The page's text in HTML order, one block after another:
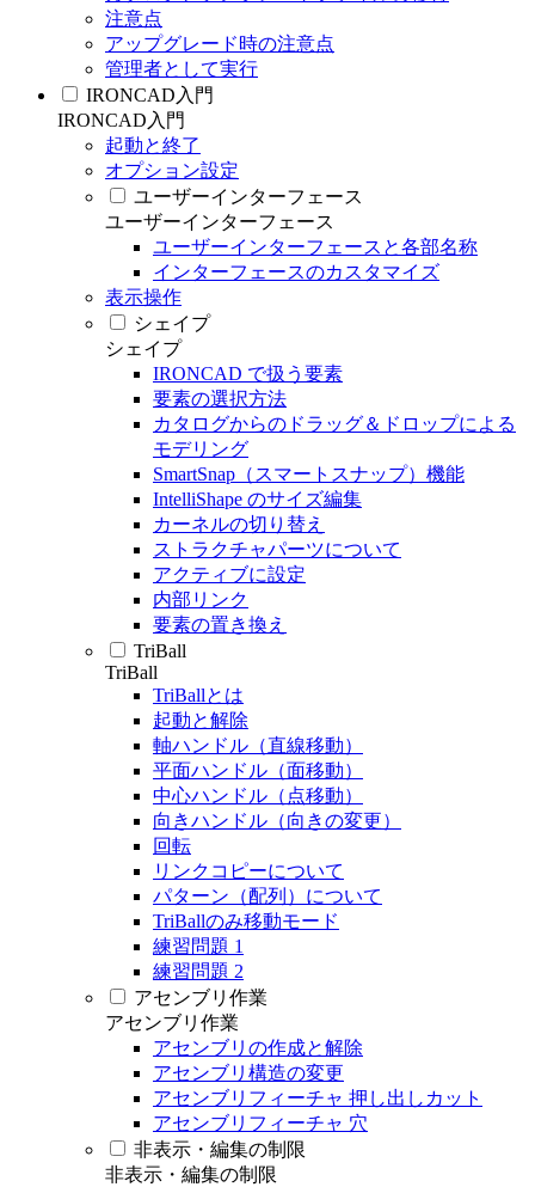
注意点
アップグレード時の注意点
管理者として実行
IRONCAD入門
IRONCAD入門
起動と終了
オプション設定
ユーザーインターフェース
ユーザーインターフェース
ユーザーインターフェースと各部名称
インターフェースのカスタマイズ
表示操作
シェイプ
シェイプ
IRONCAD で扱う要素
要素の選択方法
カタログからのドラッグ＆ドロップによる
モデリング
SmartSnap（スマートスナップ）機能
IntelliShape のサイズ編集
カーネルの切り替え
ストラクチャパーツについて
アクティブに設定
内部リンク
要素の置き換え
TriBall
TriBall
TriBallとは
起動と解除
軸ハンドル（直線移動）
平面ハンドル（面移動）
中心ハンドル（点移動）
向きハンドル（向きの変更）
回転
リンクコピーについて
パターン（配列）について
TriBallのみ移動モード
練習問題 1
練習問題 2
アセンブリ作業
アセンブリ作業
アセンブリの作成と解除
アセンブリ構造の変更
アセンブリフィーチャ 押し出しカット
アセンブリフィーチャ 穴
非表示・編集の制限
非表示・編集の制限